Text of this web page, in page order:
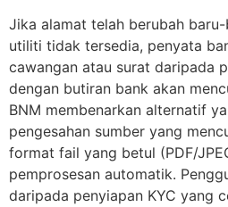
Jika alamat telah berubah
utiliti tidak tersedia, penyata
cawangan atau surat daripada
dengan butiran bank akan
BNM membenarkan alternatif
pengesahan sumber yang
format fail yang betul (PDF/
pemprosesan automatik.
daripada penyiapan KYC yang